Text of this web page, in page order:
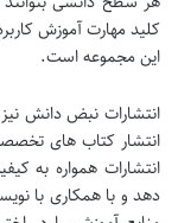
این مجموعه است.
انتشارات نبض دانش
انتشار کتاب های
انتشارات همواره به
دهد و با همکاری با